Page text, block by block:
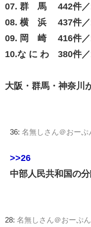
07. 群 馬 442件／
08. 横 浜 437件／
09. 岡 崎 416件／
10.な に わ 380件／
大阪・群馬・神奈川
36: 名無しさん＠おーぷ
>>26
中部人民共和国の
28: 名無しさん＠おーぷん